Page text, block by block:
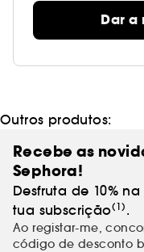
Dar a
Outros produtos:
Recebe as
Sephora!
Desfruta de 10%
tua subscrição(1) .
Ao registar-me,
código de desconto